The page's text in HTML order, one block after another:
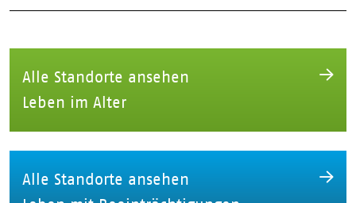
Alle Standorte ansehen
Leben im Alter
Alle Standorte ansehen